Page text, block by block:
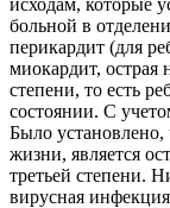
исходам, которые
больной в
перикардит (для
миокардит, острая
степени, то есть
состоянии. С
Было
жизни, является
третьей степени.
вирусная